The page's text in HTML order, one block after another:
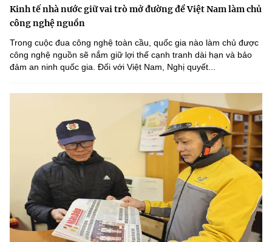
Kinh tế nhà nước giữ vai trò mở đường để Việt Nam làm chủ
công nghệ nguồn
Trong cuộc đua công nghệ toàn cầu, quốc gia nào làm chủ được
công nghệ nguồn sẽ nắm giữ lợi thế cạnh tranh dài hạn và bảo
đảm an ninh quốc gia. Đối với Việt Nam, Nghị quyết...